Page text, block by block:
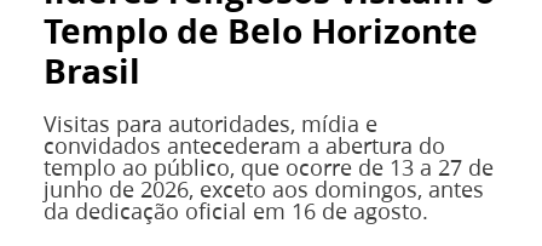
Templo de Belo Horizonte
Brasil
Visitas para autoridades, mídia e
convidados antecederam a abertura do
templo ao público, que ocorre de 13 a 27 de
junho de 2026, exceto aos domingos, antes
da dedicação oficial em 16 de agosto.